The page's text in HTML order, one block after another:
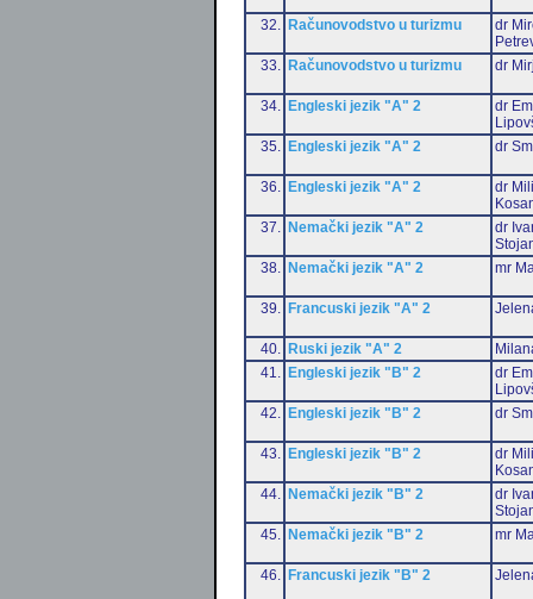
32. Računovodstvo u turizmu
dr
33.
Računovodstvo u turizmu dr
34. Engleski jezik "A" 2
dr
35.
Engleski jezik "A" 2 dr
36. Engleski jezik "A" 2
dr
37.
Nemački jezik "A" 2
dr
38.
Nemački jezik "A" 2 mr
39. Francuski jezik "A" 2
40. Ruski jezik "A" 2
41.
Engleski jezik "B" 2
dr
42.
Engleski jezik "B" 2 dr
43. Engleski jezik "B" 2
dr
44.
Nemački jezik "B" 2
dr
45.
Nemački jezik "B" 2 mr
46. Francuski jezik "B" 2